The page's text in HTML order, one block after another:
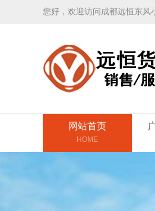
您好，欢迎访问成都远恒东风
网站首页
HOME